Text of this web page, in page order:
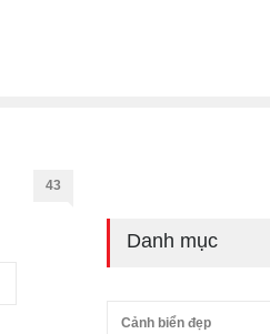
43
Danh mục
Cảnh biển đẹp